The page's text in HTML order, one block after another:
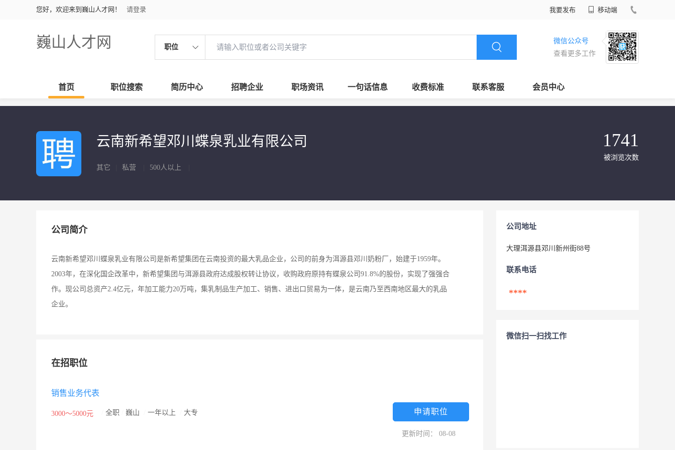
您好，欢迎来到巍山人才网！ 请登录 我要发布 移动端
巍山人才网 职位
微信公众号
查看更多工作
首页 职位搜索 简历中心 招聘企业 职场资讯 一句话信息 收费标准 联系客服 会员中心
云南新希望邓川蝶泉乳业有限公司
其它 私营 500人以上
1741
被浏览次数
公司简介
云南新希望邓川蝶泉乳业有限公司是新希望集团在云南投资的最大乳品企业，公司的前身为洱源县邓川奶粉厂，始建于1959年。
2003年，在深化国企改革中，新希望集团与洱源县政府达成股权转让协议，收购政府原持有蝶泉公司91.8%的股份，实现了强强合
作。现公司总资产2.4亿元，年加工能力20万吨，集乳制品生产加工、销售、进出口贸易为一体，是云南乃至西南地区最大的乳品
企业。
在招职位
销售业务代表
3000～5000元 全职 巍山 一年以上 大专 申请职位
更新时间： 08-08
公司地址
大理洱源县邓川新州街88号
联系电话
****
微信扫一扫找工作